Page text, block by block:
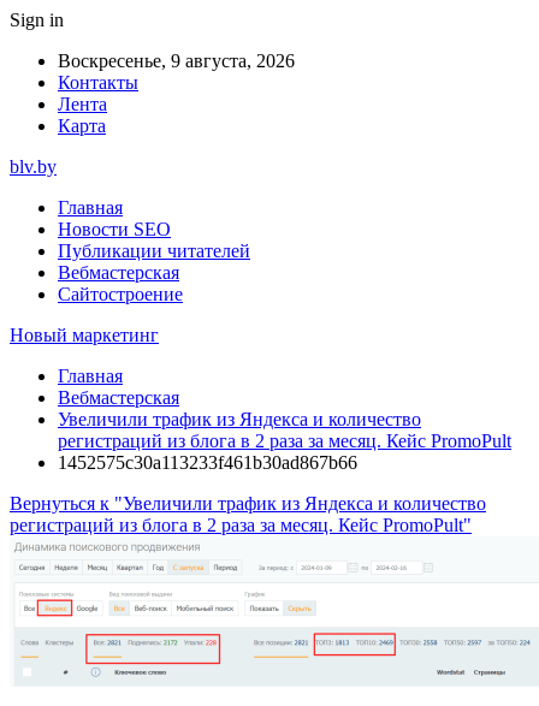
Sign in
Воскресенье, 9 августа, 2026
Контакты
Лента
Карта
blv.by
Главная
Новости SEO
Публикации читателей
Вебмастерская
Сайтостроение
Новый маркетинг
Главная
Вебмастерская
Увеличили трафик из Яндекса и количество
регистраций из блога в 2 раза за месяц. Кейс PromoPult
1452575c30a113233f461b30ad867b66
Вернуться к "Увеличили трафик из Яндекса и количество
регистраций из блога в 2 раза за месяц. Кейс PromoPult"